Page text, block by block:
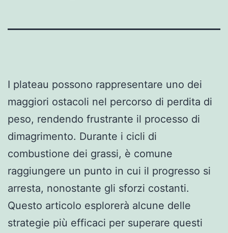
I plateau possono rappresentare uno dei
maggiori ostacoli nel percorso di perdita di
peso, rendendo frustrante il processo di
dimagrimento. Durante i cicli di
combustione dei grassi, è comune
raggiungere un punto in cui il progresso si
arresta, nonostante gli sforzi costanti.
Questo articolo esplorerà alcune delle
strategie più efficaci per superare questi